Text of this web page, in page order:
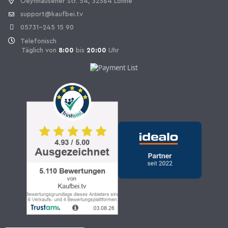
support@kaufbei.tv
05731-245 15 90
Telefonisch
Täglich von 8:00 bis 20:00 Uhr